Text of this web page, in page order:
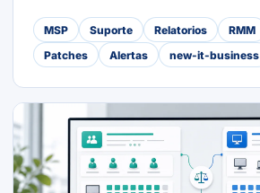
MSP Suporte Relatorios RMM
Patches
Alertas new-it-business